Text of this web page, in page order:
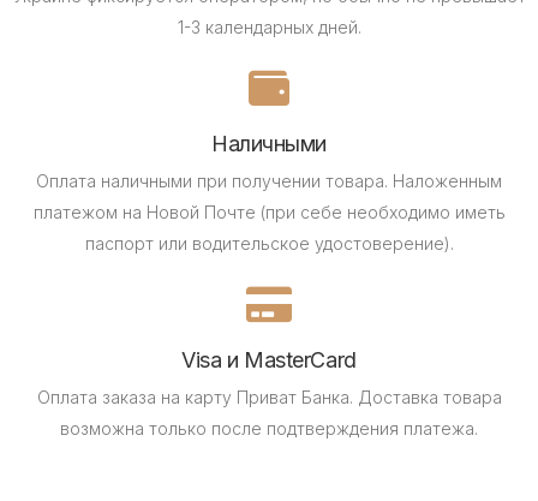
1-3 календарных дней.
Наличными
Оплата наличными при получении товара. Наложенным
платежом на Новой Почте (при себе необходимо иметь
паспорт или водительское удостоверение).
Visa и MasterCard
Оплата заказа на карту Приват Банка. Доставка товара
возможна только после подтверждения платежа.